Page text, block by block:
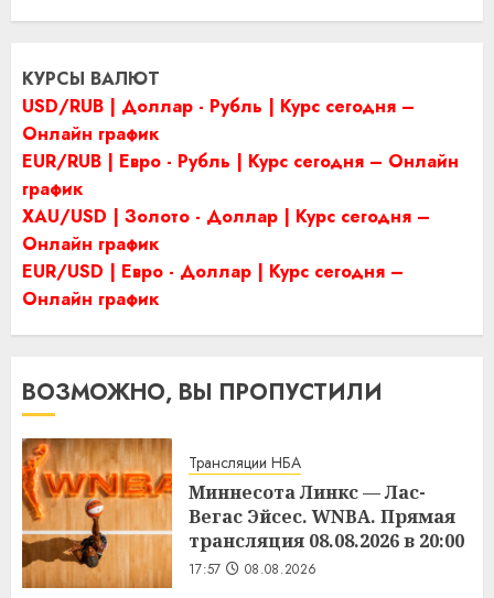
КУРСЫ ВАЛЮТ
USD/RUB | Доллар - Рубль | Курс сегодня –
Онлайн график
EUR/RUB | Евро - Рубль | Курс сегодня – Онлайн
график
XAU/USD | Золото - Доллар | Курс сегодня –
Онлайн график
EUR/USD | Евро - Доллар | Курс сегодня –
Онлайн график
ВОЗМОЖНО, ВЫ ПРОПУСТИЛИ
Трансляции НБА
Миннесота Линкс — Лас-
Вегас Эйсес. WNBA. Прямая
трансляция 08.08.2026 в 20:00
17:57 08.08.2026